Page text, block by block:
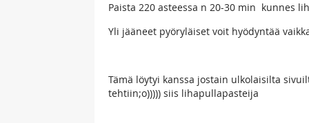
Paista 220 asteessa n 20-30 min kunnes
Yli jääneet pyöryläiset voit hyödyntää
Tämä löytyi kanssa jostain ulkolaisilta
tehtiin;o))))) siis lihapullapasteija